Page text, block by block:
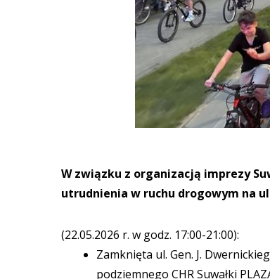
W związku z organizacją imprezy
utrudnienia w ruchu drogowym na
(22.05.2026 r. w godz. 17:00-21:00):
Zamknięta ul. Gen. J.
podziemnego CHR Suwałki